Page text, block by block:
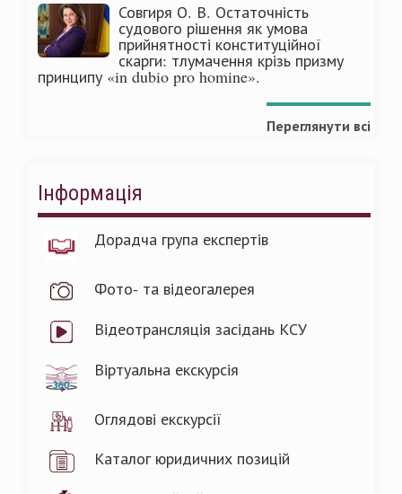
Совгиря О. В. Остаточність
судового рішення як умова
прийнятності конституційної
скарги: тлумачення крізь призму
принципу «in dubio pro homine».
Переглянути всі
Інформація
Дорадча група експертів
Фото- та відеогалерея
Відеотрансляція засідань КСУ
Віртуальна екскурсія
Оглядові екскурсії
Каталог юридичних позицій